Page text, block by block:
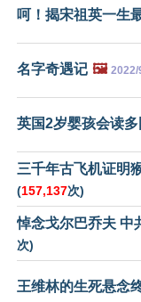
呵！揭宋祖英一生
名字奇遇记 🖼️ 2022/
英国2岁婴孩会读
三千年古飞机证明
(157,137次)
悼念戈尔巴乔夫 中
次)
王维林的生死悬念